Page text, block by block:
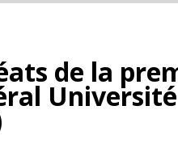
de la
Université